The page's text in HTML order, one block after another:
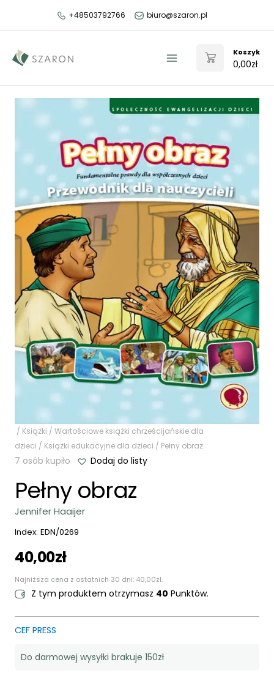
+48503792766 biuro@szaron.pl
Menu
Koszyk
0,00zł
/ Książki / Wartościowe książki chrześcijańskie dla
dzieci / Książki edukacyjne dla dzieci / Pełny obraz
7 osób kupiło Dodaj do listy
Pełny obraz
Jennifer Haaijer
Index: EDN/0269
40,00zł
Najniższa cena z ostatnich 30 dni: 40,00zł.
Z tym produktem otrzymasz 40 Punktów.
CEF PRESS
Do darmowej wysyłki brakuje 150zł